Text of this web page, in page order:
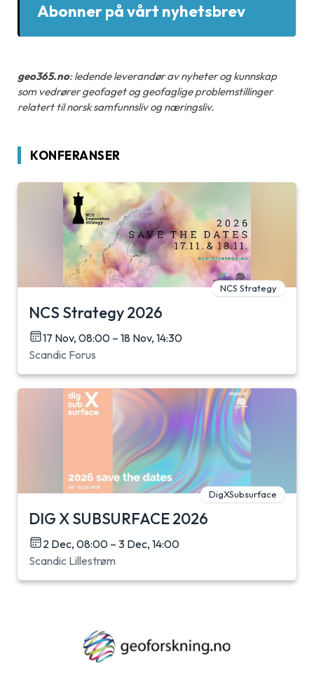
Abonner på vårt nyhetsbrev
geo365.no: ledende leverandør av nyheter og kunnskap
som vedrører geofaget og geofaglige problemstillinger
relatert til norsk samfunnsliv og næringsliv.
KONFERANSER
NCS Strategy
NCS Strategy 2026
17 Nov, 08:00 – 18 Nov, 14:30
Scandic Forus
DigXSubsurface
DIG X SUBSURFACE 2026
2 Dec, 08:00 – 3 Dec, 14:00
Scandic Lillestrøm